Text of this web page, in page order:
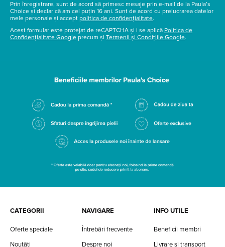
Prin înregistrare, sunt de acord să primesc mesaje prin e-mail de la Paula’s
Choice și declar că am cel puțin 16 ani. Sunt de acord cu prelucrarea datelor
mele personale și accept politica de confidențialitate.
Acest formular este protejat de reCAPTCHA și i se aplică Politica de
Confidențialitate Google precum și Termenii și Condițiile Google.
CATEGORII
Oferte speciale
Noutăți
NAVIGARE
Întrebări frecvente
Despre noi
INFO UTILE
Beneficii membri
Livrare și transport